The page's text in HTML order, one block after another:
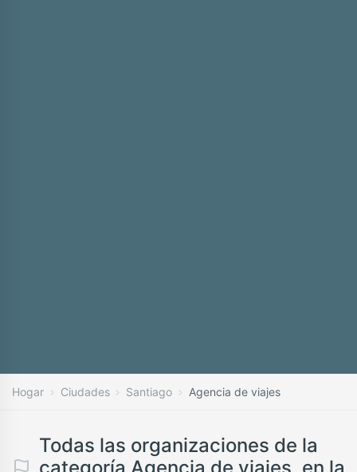
Hogar Ciudades Santiago Agencia de viajes
Todas las organizaciones de la